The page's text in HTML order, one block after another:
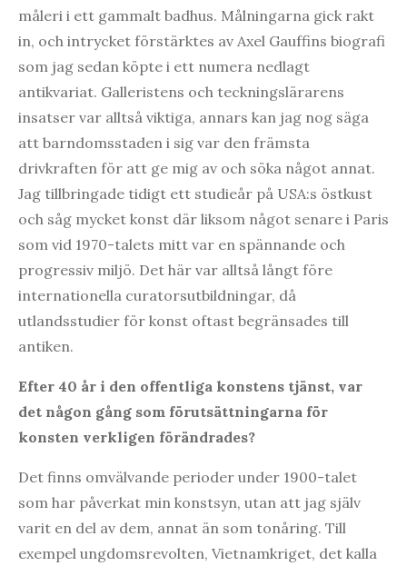
måleri i ett gammalt badhus. Målningarna gick rakt
in, och intrycket förstärktes av Axel Gauffins biografi
som jag sedan köpte i ett numera nedlagt
antikvariat. Galleristens och teckningslärarens
insatser var alltså viktiga, annars kan jag nog säga
att barndomsstaden i sig var den främsta
drivkraften för att ge mig av och söka något annat.
Jag tillbringade tidigt ett studieår på USA:s östkust
och såg mycket konst där liksom något senare i Paris
som vid 1970-talets mitt var en spännande och
progressiv miljö. Det här var alltså långt före
internationella curatorsutbildningar, då
utlandsstudier för konst oftast begränsades till
antiken.
Efter 40 år i den offentliga konstens tjänst, var
det någon gång som förutsättningarna för
konsten verkligen förändrades?
Det finns omvälvande perioder under 1900-talet
som har påverkat min konstsyn, utan att jag själv
varit en del av dem, annat än som tonåring. Till
exempel ungdomsrevolten, Vietnamkriget, det kalla